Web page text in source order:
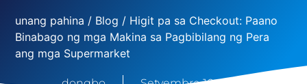
unang pahina / Blog / Higit pa sa Checkout: Paano
Binabago ng mga Makina sa Pagbibilang ng Pera
ang mga Supermarket